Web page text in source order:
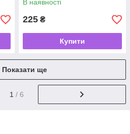
В наявності
225 ₴
Купити
Показати ще
1 / 6